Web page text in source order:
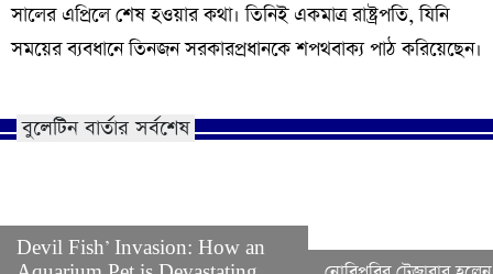
সালের এপ্রিলে শেষ হওয়ার কথা। তিনিই একমাত্র রাষ্ট্রপতি, যিনি
সময়ের ব্যবধানে তিনজন সরকারপ্রধানকে শপথবাক্য পাঠ করিয়েছেন।
বুলেটিন বার্তার সর্বশেষ
Devil Fish’ Invasion: How an